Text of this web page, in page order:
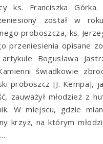
ks. Franciszka
został w
proboszcza, ks.
przeniesienia opisane
Bogusława
świadkowie
proboszcz [J. Kempa],
zauważył młodzież z
W miejscu, gdzie
krzyż, na którym